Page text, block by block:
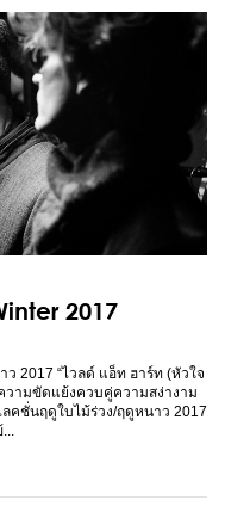
2017
2017 “ไวลด์ แอ็ท ฮาร์ท (หัวใจ
วามขัดแย้งควบคู่ความสง่างาม
คชั่นฤดูใบไม้ร่วง/ฤดูหนาว 2017